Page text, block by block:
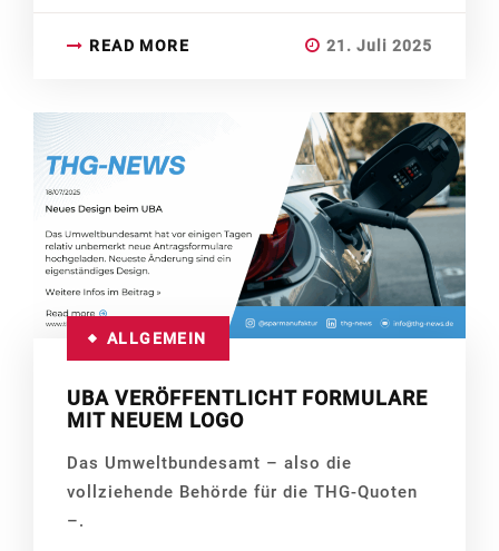
READ MORE 21. Juli 2025
ALLGEMEIN
UBA VERÖFFENTLICHT FORMULARE
MIT NEUEM LOGO
Das Umweltbundesamt – also die
vollziehende Behörde für die THG-Quoten
–.